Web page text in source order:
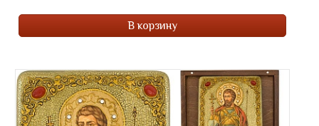
В корзину